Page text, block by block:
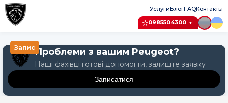
УслугиБлогFAQКонтакты
0985504300 ▼
Проблеми з вашим Peugeot?
Наші фахівці готові допомогти, залиште заявку
Записатися
Запис